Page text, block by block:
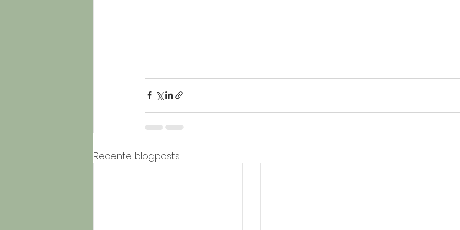
Recente blogposts